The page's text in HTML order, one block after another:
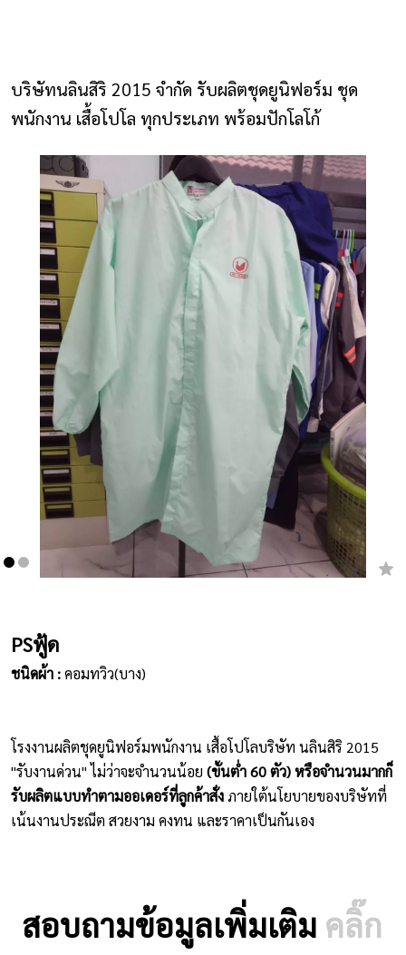
ติดต่อเรา
รายการโปรด
โปรแกรมออกแบบยูนิฟอร์ม
ยูนิฟอร์ม
เสื้อโปโล
เสื้อเชิ้ต
เสื้อแจ็คเก็ต
เสื้อกั๊ก
เสื้อยืดคอกลม
กางเกง
ผ้ากันเปื้อน
ชุดคลุมท้อง
ชุดหมี
ตัวอย่างแขนเสื้อโปโล
สีผ้า
บริษัทนลินสิริ 2015 จำกัด รับผลิตชุดยูนิฟอร์ม ชุด
พนักงาน เสื้อโปโล ทุกประเภท พร้อมปักโลโก้
PSฟู้ด
ชนิดผ้า :คอมทวิว(บาง)
โรงงานผลิตชุดยูนิฟอร์มพนักงาน เสื้อโปโลบริษัท นลินสิริ 2015
"รับงานด่วน" ไม่ว่าจะจำนวนน้อย (ขั้นต่ำ 60 ตัว) หรือจำนวนมากก็
รับผลิตแบบทำตามออเดอร์ที่ลูกค้าสั่งภายใต้นโยบายของบริษัทที่
เน้นงานประณีต สวยงาม คงทน และราคาเป็นกันเอง
สอบถามข้อมูลเพิ่มเติม คลิ๊ก